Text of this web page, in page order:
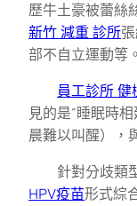
歷牛土豪被蕾絲
新竹 減重 診所
部不自立運動等。
員工診所 健
見的是“睡眠時
晨難以叫醒），
針對分歧類
HPV疫苗形式綜